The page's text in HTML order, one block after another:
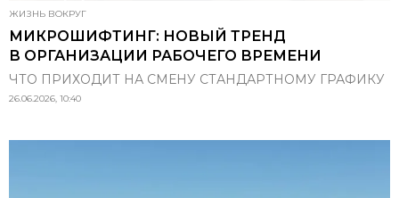
ЖИЗНЬ ВОКРУГ
МИКРОШИФТИНГ: НОВЫЙ ТРЕНД
В ОРГАНИЗАЦИИ РАБОЧЕГО ВРЕМЕНИ
ЧТО ПРИХОДИТ НА СМЕНУ СТАНДАРТНОМУ ГРАФИКУ
26.06.2026, 10:40